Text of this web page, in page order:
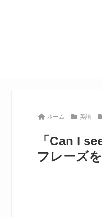
ホーム 英語
「Can I
フレーズ